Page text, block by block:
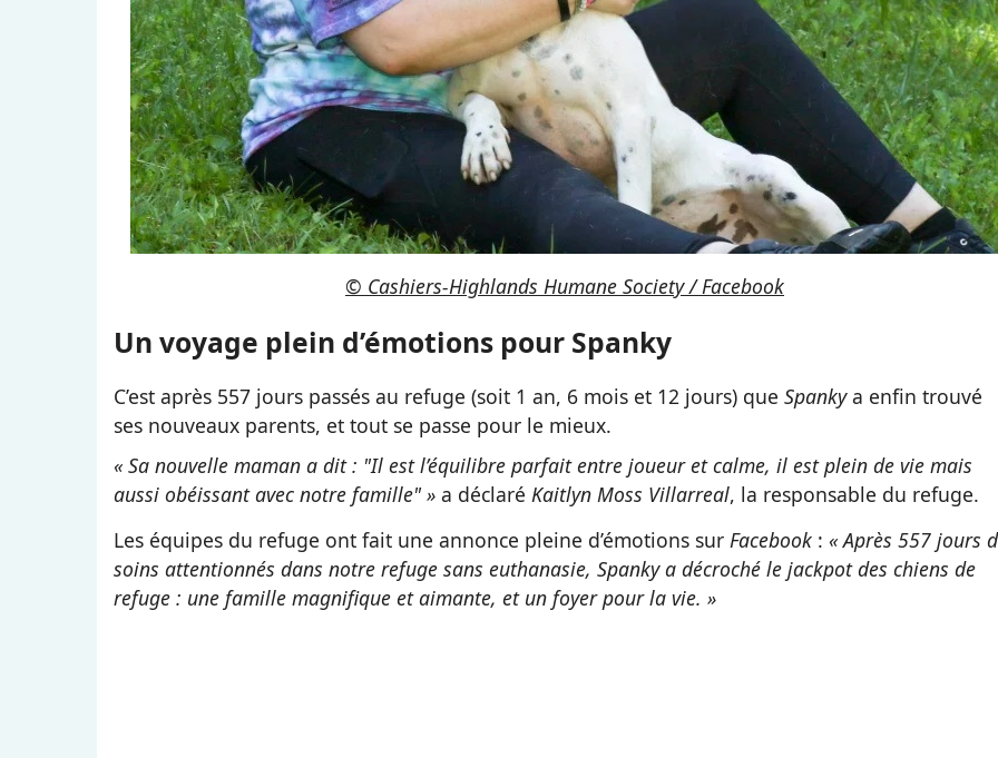
© Cashiers-Highlands Humane Society / Facebook
Un voyage plein d’émotions pour Spanky
C’est après 557 jours passés au refuge (soit 1 an, 6 mois et 12 jours) que Spankya enfin trouvé
ses nouveaux parents, et tout se passe pour le mieux.
« Sa nouvelle maman a dit : "Il est l’équilibre parfait entre joueur et calme, il est plein de vie mais
aussi obéissant avec notre famille" » a déclaré Kaitlyn Moss Villarreal, la responsable du refuge.
Les équipes du refuge ont fait une annonce pleine d’émotions sur Facebook : « Après 557 jours
soins attentionnés dans notre refuge sans euthanasie, Spanky a décroché le jackpot des chiens de
refuge : une famille magnifique et aimante, et un foyer pour la vie. »